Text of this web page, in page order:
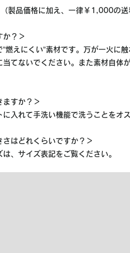
製品価格に加え、一律￥1,000の送
か？＞
”燃えにくい”素材です。万が一火に
当てないでください。また素材自体
ますか？＞
に入れて手洗い機能で洗うことをオ
さはどれくらいですか？＞
、サイズ表記をご覧ください。